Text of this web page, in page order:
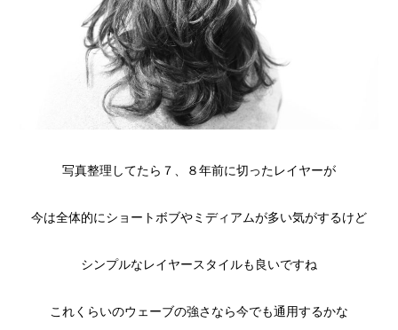
写真整理してたら７、８年前に切ったレイヤーが
今は全体的にショートボブやミディアムが多い気がするけど
シンプルなレイヤースタイルも良いですね
これくらいのウェーブの強さなら今でも通用するかな